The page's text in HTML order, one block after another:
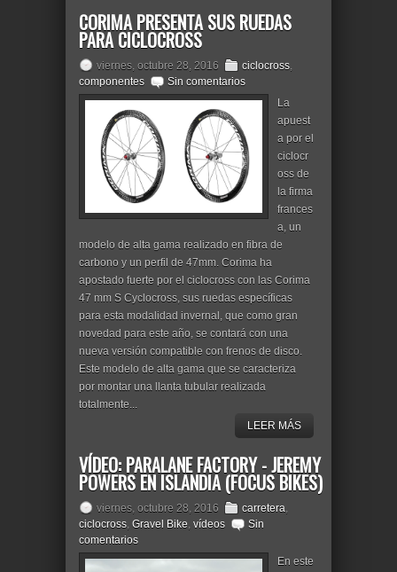
CORIMA PRESENTA SUS RUEDAS
PARA CICLOCROSS
viernes, octubre 28, 2016 ciclocross,
componentes
Sin comentarios
La
apuest
a por el
ciclocr
oss de
la firma
frances
a, un
modelo de alta gama realizado en fibra de
carbono y un perfil de 47mm. Corima ha
apostado fuerte por el ciclocross con las Corima
47 mm S Cyclocross, sus ruedas específicas
para esta modalidad invernal, que como gran
novedad para este año, se contará con una
nueva versión compatible con frenos de disco.
Este modelo de alta gama que se caracteriza
por montar una llanta tubular realizada
totalmente...
LEER MÁS
VÍDEO: PARALANE FACTORY - JEREMY
POWERS EN ISLANDIA (FOCUS BIKES)
viernes, octubre 28, 2016 carretera,
ciclocross, Gravel Bike, vídeos
Sin
comentarios
En este